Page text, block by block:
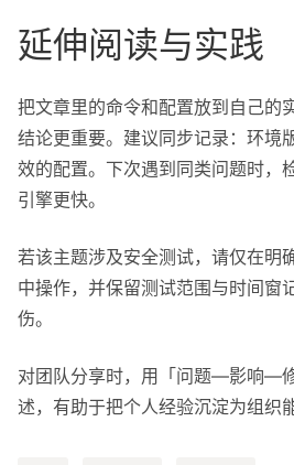
延伸阅读与实践
把文章里的命令和配置放到自己的
结论更重要。建议同步记录：环境
效的配置。下次遇到同类问题时，
引擎更快。
若该主题涉及安全测试，请仅在明
中操作，并保留测试范围与时间窗
伤。
对团队分享时，用「问题—影响—
述，有助于把个人经验沉淀为组织能